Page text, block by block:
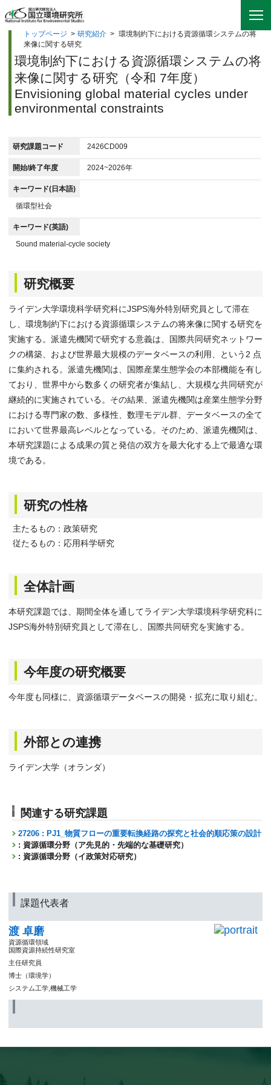
トップページ > 研究紹介 > 環境制約下における資源循環システムの将
来像に関する研究
環境制約下における資源循環システムの将
来像に関する研究（令和 7年度）
Envisioning global material cycles under
environmental constraints
研究課題コード 2426CD009
開始/終了年度 2024~2026年
キーワード(日本語)
循環型社会
キーワード(英語)
Sound material-cycle society
研究概要
ライデン大学環境科学研究科にJSPS海外特別研究員として滞在
し、環境制約下における資源循環システムの将来像に関する研究を
実施する。派遣先機関で研究する意義は、国際共同研究ネットワー
クの構築、および世界最大規模のデータベースの利用、という2 点
に集約される。派遣先機関は、国際産業生態学会の本部機能を有し
ており、世界中から数多くの研究者が集結し、大規模な共同研究が
継続的に実施されている。その結果、派遣先機関は産業生態学分野
における専門家の数、多様性、数理モデル群、データベースの全て
において世界最高レベルとなっている。そのため、派遣先機関は、
本研究課題による成果の質と発信の双方を最大化する上で最適な環
境である。
研究の性格
主たるもの：政策研究
従たるもの：応用科学研究
全体計画
本研究課題では、期間全体を通してライデン大学環境科学研究科に
JSPS海外特別研究員として滞在し、国際共同研究を実施する。
今年度の研究概要
今年度も同様に、資源循環データベースの開発・拡充に取り組む。
外部との連携
ライデン大学（オランダ）
関連する研究課題
27206 : PJ1_物質フローの重要転換経路の探究と社会的順応策の設計
: 資源循環分野（ア先見的・先端的な基礎研究）
: 資源循環分野（イ政策対応研究）
課題代表者
渡 卓磨
資源循環領域
国際資源持続性研究室
主任研究員
博士（環境学）
システム工学,機械工学